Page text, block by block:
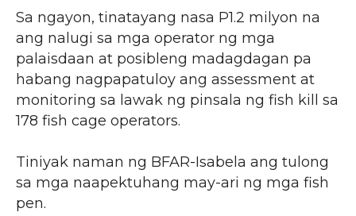
Sa ngayon, tinatayang nasa P1.2 milyon na
ang nalugi sa mga operator ng mga
palaisdaan at posibleng madagdagan pa
habang nagpapatuloy ang assessment at
monitoring sa lawak ng pinsala ng fish kill sa
178 fish cage operators.
Tiniyak naman ng BFAR-Isabela ang tulong
sa mga naapektuhang may-ari ng mga fish
pen.